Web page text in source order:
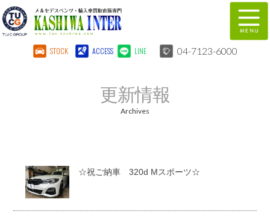
STOCK ACCESS LINE 04-7123-6000
注文販売
柏インター買取事業部 スタッフ紹介
更新情報
Archives
☆祝ご納車 320d Mスポーツ☆